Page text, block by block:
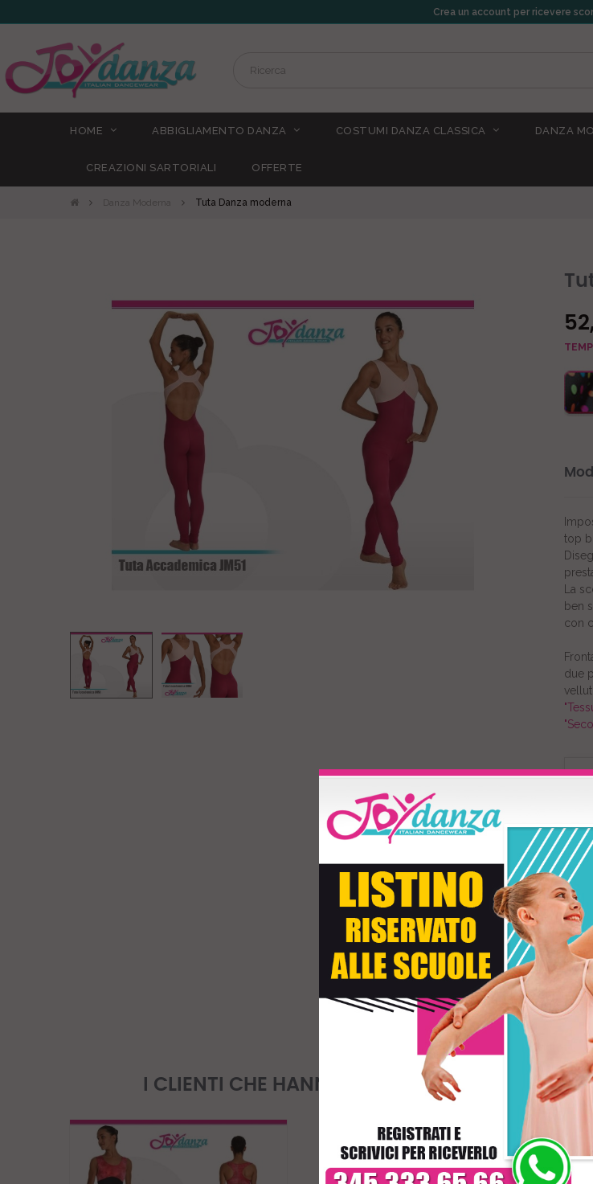
Crea un account per ricevere
HOME ABBIGLIAMENTO DANZA COSTUMI DANZA CLASSICA DANZA
CREAZIONI SARTORIALI OFFERTE
Danza Moderna Tuta Danza moderna
top
La
ben
con
due
I CLIENTI CHE HANNO ACQUISTATO QUESTO